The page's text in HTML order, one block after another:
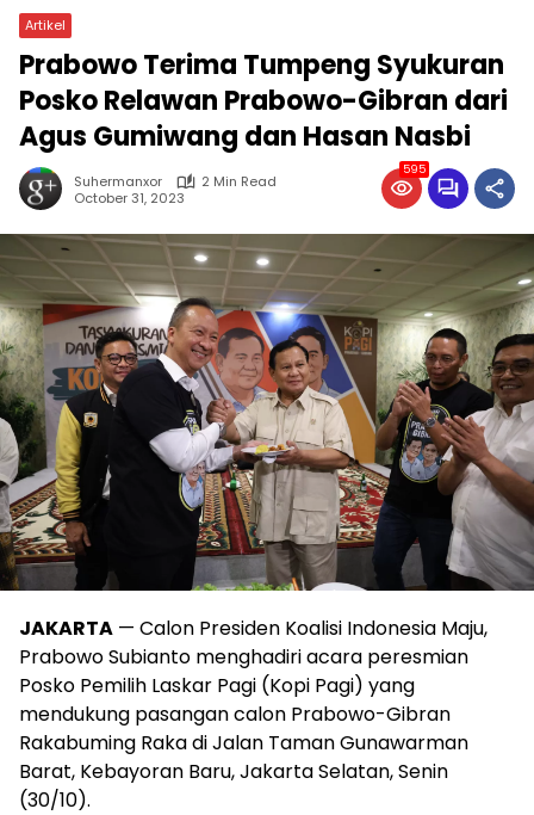
Artikel
Prabowo Terima Tumpeng Syukuran
Posko Relawan Prabowo-Gibran dari
Agus Gumiwang dan Hasan Nasbi
Suhermanxor
2 Min Read
October 31, 2023
595
JAKARTA — Calon Presiden Koalisi Indonesia Maju,
Prabowo Subianto menghadiri acara peresmian
Posko Pemilih Laskar Pagi (Kopi Pagi) yang
mendukung pasangan calon Prabowo-Gibran
Rakabuming Raka di Jalan Taman Gunawarman
Barat, Kebayoran Baru, Jakarta Selatan, Senin
(30/10).